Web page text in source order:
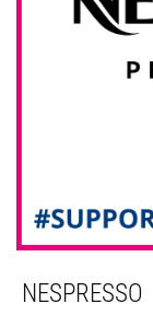
NESPRESSO